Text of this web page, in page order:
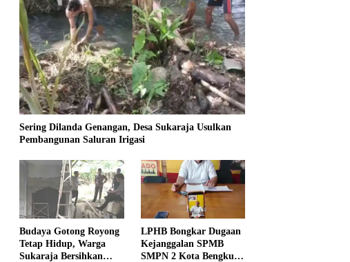
Sering Dilanda Genangan, Desa Sukaraja Usulkan
Pembangunan Saluran Irigasi
Budaya Gotong Royong
Tetap Hidup, Warga
Sukaraja Bersihkan
LPHB Bongkar Dugaan
Kejanggalan SPMB
SMPN 2 Kota Bengkulu,